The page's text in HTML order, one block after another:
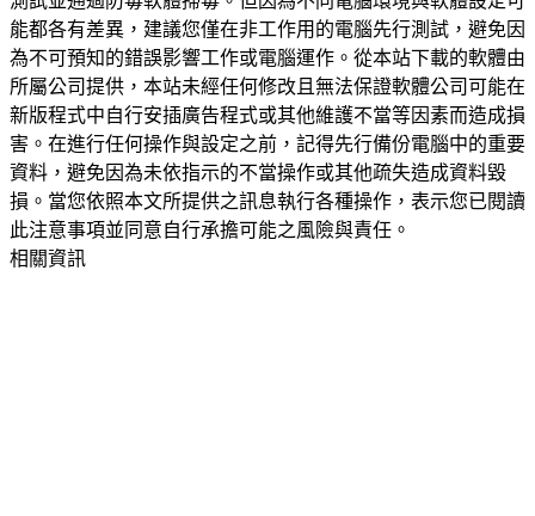
能都各有差異，建議您僅在非工作用的電腦先行測試，避免因
為不可預知的錯誤影響工作或電腦運作。從本站下載的軟體由
所屬公司提供，本站未經任何修改且無法保證軟體公司可能在
新版程式中自行安插廣告程式或其他維護不當等因素而造成損
害。在進行任何操作與設定之前，記得先行備份電腦中的重要
資料，避免因為未依指示的不當操作或其他疏失造成資料毀
損。當您依照本文所提供之訊息執行各種操作，表示您已閱讀
此注意事項並同意自行承擔可能之風險與責任。
相關資訊